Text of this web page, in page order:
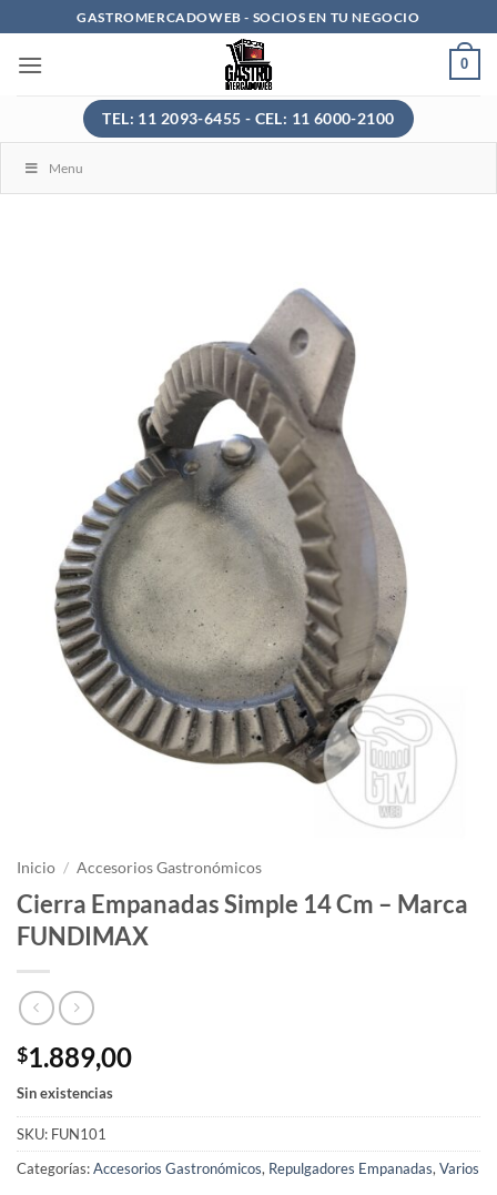
al
contenido
GASTROMERCADOWEB - SOCIOS EN TU NEGOCIO
0
TEL: 11 2093-6455 - CEL: 11 6000-2100
Menu
Inicio / Accesorios Gastronómicos
Cierra Empanadas Simple 14 Cm – Marca
FUNDIMAX
$1.889,00
Sin existencias
SKU: FUN101
Categorías:Accesorios Gastronómicos, Repulgadores Empanadas, Varios